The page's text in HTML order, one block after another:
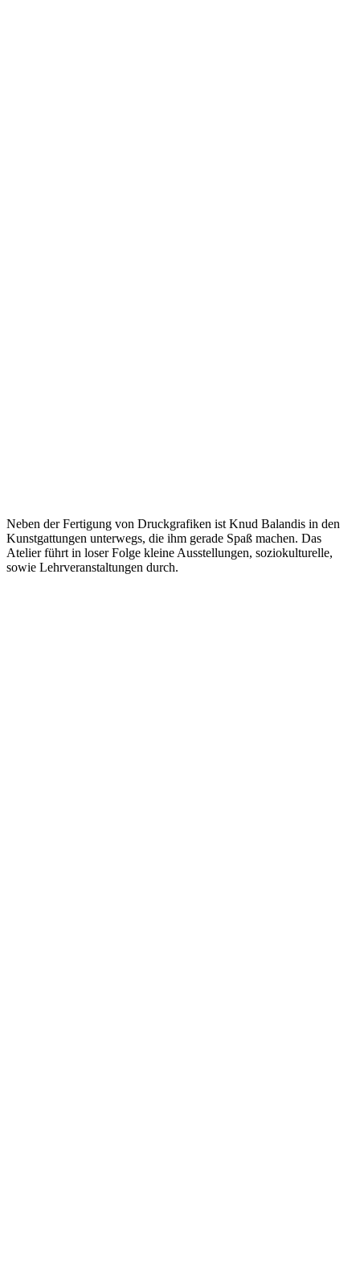
Neben der Fertigung von Druckgrafiken ist Knud Balandis in den
Kunstgattungen unterwegs, die ihm gerade Spaß machen. Das
Atelier führt in loser Folge kleine Ausstellungen, soziokulturelle,
sowie Lehrveranstaltungen durch.